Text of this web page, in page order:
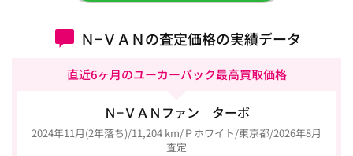
Ｎ−ＶＡＮの査定価格の実績データ
直近6ヶ月のユーカーパック最高買取価格
Ｎ−ＶＡＮファン ターボ
2024年11月(2年落ち)/11,204 km/Ｐホワイト/東京都/2026年8月
査定